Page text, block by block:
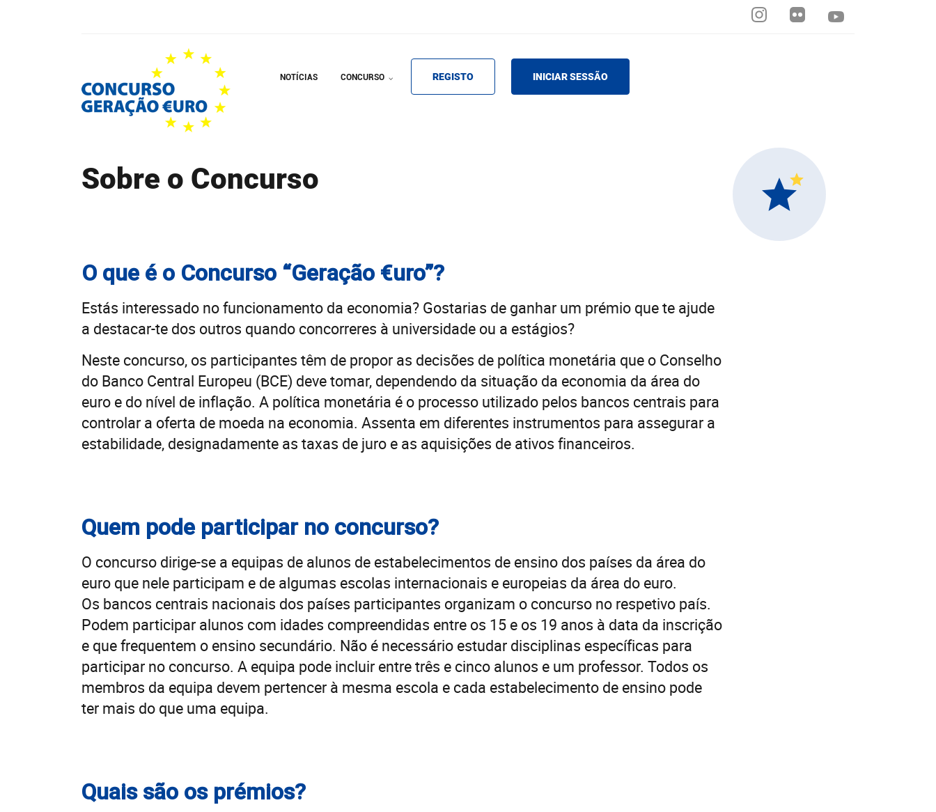
NOTÍCIAS CONCURSO REGISTO INICIAR SESSÃO
Sobre o Concurso
O que é o Concurso “Geração €uro”?
Estás interessado no funcionamento da economia? Gostarias de ganhar um prémio que te ajude
a destacar-te dos outros quando concorreres à universidade ou a estágios?
Neste concurso, os participantes têm de propor as decisões de política monetária que o Conselho
do Banco Central Europeu (BCE) deve tomar, dependendo da situação da economia da área do
euro e do nível de inflação. A política monetária é o processo utilizado pelos bancos centrais para
controlar a oferta de moeda na economia. Assenta em diferentes instrumentos para assegurar a
estabilidade, designadamente as taxas de juro e as aquisições de ativos financeiros.
Quem pode participar no concurso?
O concurso dirige-se a equipas de alunos de estabelecimentos de ensino dos países da área do
euro que nele participam e de algumas escolas internacionais e europeias da área do euro.
Os bancos centrais nacionais dos países participantes organizam o concurso no respetivo país.
Podem participar alunos com idades compreendidas entre os 15 e os 19 anos à data da inscrição
e que frequentem o ensino secundário. Não é necessário estudar disciplinas específicas para
participar no concurso. A equipa pode incluir entre três e cinco alunos e um professor. Todos os
membros da equipa devem pertencer à mesma escola e cada estabelecimento de ensino pode
ter mais do que uma equipa.
Quais são os prémios?